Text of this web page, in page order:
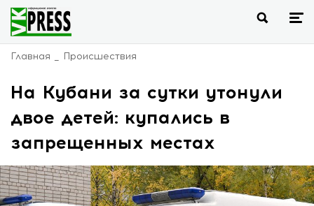
Главная Происшествия
На Кубани за сутки утонули
двое детей: купались в
запрещенных местах